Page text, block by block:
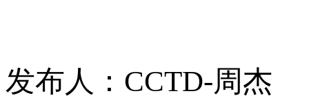
发布人：CCTD-周杰